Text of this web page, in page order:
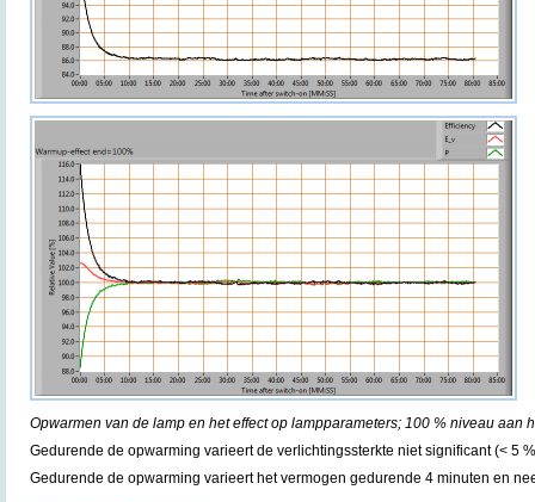
Opwarmen van de lamp en het effect op lampparameters; 100 % niveau aan
Gedurende de opwarming varieert de verlichtingssterkte niet significant (< 5
Gedurende de opwarming varieert het vermogen gedurende 4 minuten en